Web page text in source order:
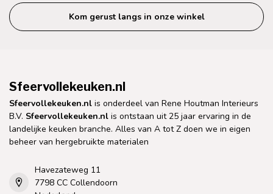
Kom gerust langs in onze winkel
Sfeervollekeuken.nl
Sfeervollekeuken.nl is onderdeel van Rene Houtman Interieurs
B.V. Sfeervollekeuken.nl is ontstaan uit 25 jaar ervaring in de
landelijke keuken branche. Alles van A tot Z doen we in eigen
beheer van hergebruikte materialen
Havezateweg 11
7798 CC Collendoorn